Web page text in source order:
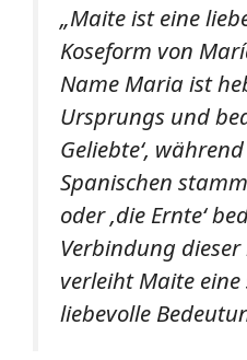
„Maite ist eine
Koseform von
Name Maria ist
Ursprungs und
Geliebte‘,
Spanischen
oder ‚die Ernte‘
Verbindung
verleiht Maite
liebevolle